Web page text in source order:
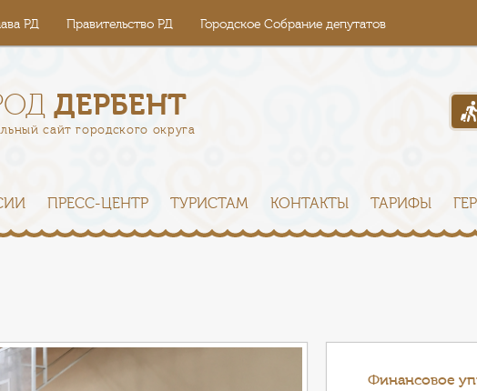
РД Правительство РД Городское Собрание депутатов
ДЕРБЕНТ
сайт городского округа
ПРЕСС-ЦЕНТР ТУРИСТАМ КОНТАКТЫ ТАРИФЫ
Финансовое